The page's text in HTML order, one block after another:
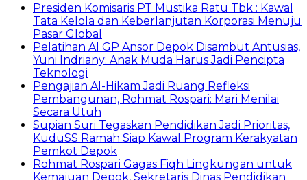
Presiden Komisaris PT Mustika Ratu Tbk : Kawal
Tata Kelola dan Keberlanjutan Korporasi Menuju
Pasar Global
Pelatihan AI GP Ansor Depok Disambut Antusias,
Yuni Indriany: Anak Muda Harus Jadi Pencipta
Teknologi
Pengajian Al-Hikam Jadi Ruang Refleksi
Pembangunan, Rohmat Rospari: Mari Menilai
Secara Utuh
Supian Suri Tegaskan Pendidikan Jadi Prioritas,
KuduSS Ramah Siap Kawal Program Kerakyatan
Pemkot Depok
Rohmat Rospari Gagas Fiqh Lingkungan untuk
Kemajuan Depok, Sekretaris Dinas Pendidikan